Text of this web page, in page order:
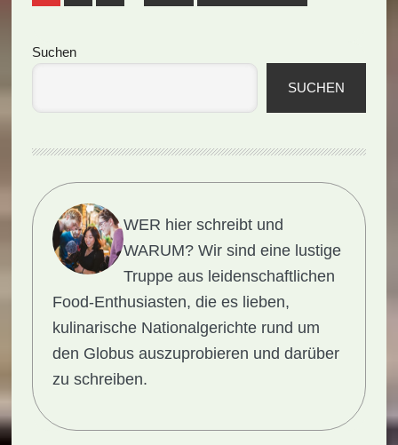
Seitenspalte
Suchen
SUCHEN
WER hier schreibt und
WARUM? Wir sind eine lustige
Truppe aus leidenschaftlichen
Food-Enthusiasten, die es lieben,
kulinarische Nationalgerichte rund um
den Globus auszuprobieren und darüber
zu schreiben.